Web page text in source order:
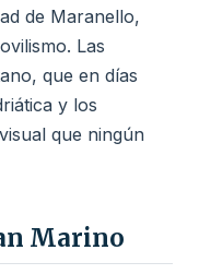
de Maranello,
Las
que en días
y los
que ningún
Marino